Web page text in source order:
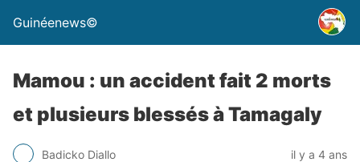
Guinéenews©
Mamou : un accident fait 2 morts
et plusieurs blessés à Tamagaly
Badicko Diallo il y a 4 ans